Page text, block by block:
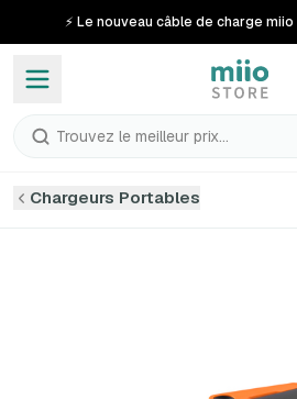
⚡ Le nouveau câble de charge miio
Trouvez le meilleur prix...
Chargeurs Portables